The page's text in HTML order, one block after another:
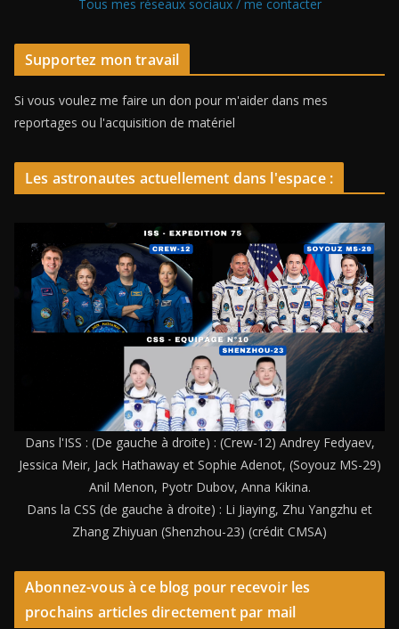
Tous mes réseaux sociaux / me contacter
Supportez mon travail
Si vous voulez me faire un don pour m'aider dans mes
reportages ou l'acquisition de matériel
Les astronautes actuellement dans l'espace :
Dans l'ISS : (De gauche à droite) : (Crew-12) Andrey Fedyaev,
Jessica Meir, Jack Hathaway et Sophie Adenot, (Soyouz MS-29)
Anil Menon, Pyotr Dubov, Anna Kikina.
Dans la CSS (de gauche à droite) : Li Jiaying, Zhu Yangzhu et
Zhang Zhiyuan (Shenzhou-23) (crédit CMSA)
Abonnez-vous à ce blog pour recevoir les
prochains articles directement par mail